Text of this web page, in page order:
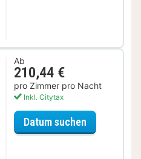
Ab
210,44 €
pro Zimmer pro Nacht
Inkl. Citytax
Datum suchen